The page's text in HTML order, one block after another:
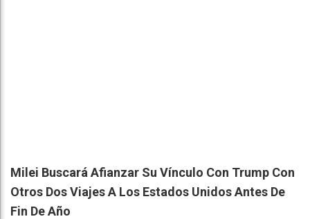
Milei Buscará Afianzar Su Vínculo Con Trump Con
Otros Dos Viajes A Los Estados Unidos Antes De
Fin De Año